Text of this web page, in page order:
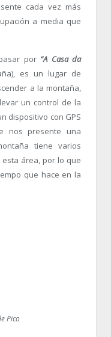
cada vez más
a media que
por “A Casa da
es un lugar de
a la montaña,
un control de la
dispositivo con GPS
nos presente una
tiene varios
área, por lo que
que hace en la
Pico